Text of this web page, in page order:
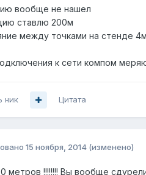
вообще не нашел
ставлю 200м
между точками на стенде
к сети компом
ник Цитата
15 ноября, 2014 (изменено)
метров !!!!!!!! Вы вообще